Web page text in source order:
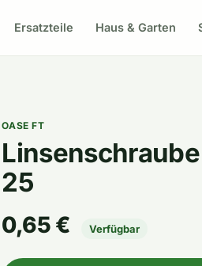
Ersatzteile Haus & Garten
OASE FT
25
0,65 € Verfügbar